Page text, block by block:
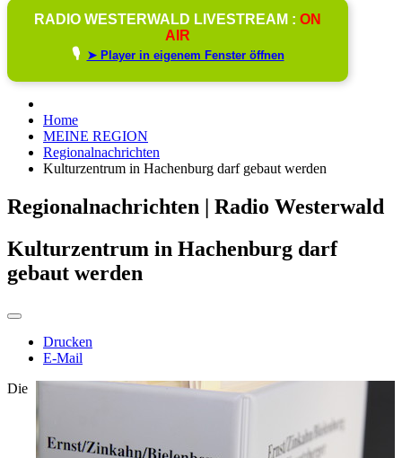
RADIO WESTERWALD LIVESTREAM : ON
AIR
🎙️ ➤ Player in eigenem Fenster öffnen
Home
MEINE REGION
Regionalnachrichten
Kulturzentrum in Hachenburg darf gebaut werden
Regionalnachrichten | Radio Westerwald
Kulturzentrum in Hachenburg darf
gebaut werden
Drucken
E-Mail
Die